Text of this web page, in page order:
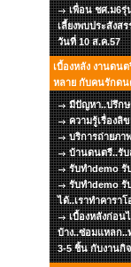
เพื่อน ชศ.ม6
เลี้ยงพบประสังส
วันที่ 10 ส.ค.57
เบื้องหลัง งานดน
หลาย กับคนรักดน
มีปัญหา..ปรึกษ
ความรู้เรื่องลิ
บริการถ่ายภา
บ้านดนตรี..รับ
รับทำdemo รั
รับทำdemo รั
ได้..เราทำคารา
เบื้องหลังก่อน
บ้าง..ซ่อมแหลก..
3-5 ชิ้น กับงานกิ